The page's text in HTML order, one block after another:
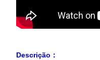
Descrição：